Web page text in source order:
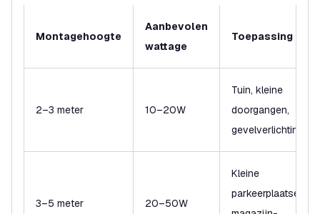
Montagehoogte
Aanbevolen
wattage
Toepassing
2–3 meter 10–20W
Tuin, kleine
doorgangen,
gevelverlichting
3–5 meter 20–50W
Kleine
parkeerplaatsen,